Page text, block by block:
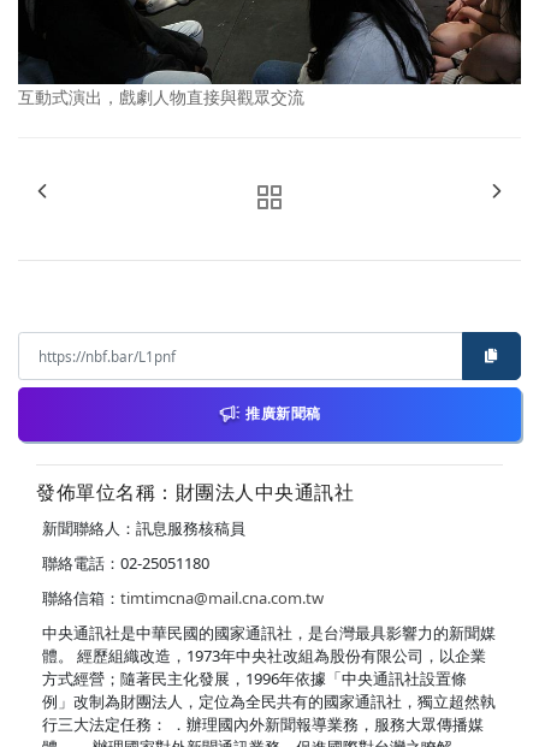
互動式演出，戲劇人物直接與觀眾交流
推廣新聞稿
發佈單位名稱：財團法人中央通訊社
新聞聯絡人：訊息服務核稿員
聯絡電話：02-25051180
聯絡信箱： timtimcna@mail.cna.com.tw
中央通訊社是中華民國的國家通訊社，是台灣最具影響力的新聞媒
體。 經歷組織改造，1973年中央社改組為股份有限公司，以企業
方式經營；隨著民主化發展，1996年依據「中央通訊社設置條
例」改制為財團法人，定位為全民共有的國家通訊社，獨立超然執
行三大法定任務： ．辦理國內外新聞報導業務，服務大眾傳播媒